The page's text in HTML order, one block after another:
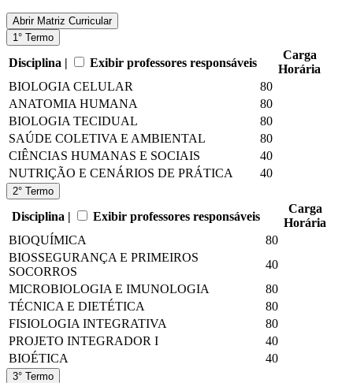
AbrirMatriz Curricular
1° Termo
Disciplina | Exibir professores responsáveis
Carga
Horária
BIOLOGIA CELULAR
80
ANATOMIA HUMANA
80
BIOLOGIA TECIDUAL
80
SAÚDE COLETIVA E AMBIENTAL
80
CIÊNCIAS HUMANAS E SOCIAIS
40
NUTRIÇÃO E CENÁRIOS DE PRÁTICA
40
2° Termo
Disciplina | Exibir professores responsáveis
Carga
Horária
BIOQUÍMICA
80
BIOSSEGURANÇA E PRIMEIROS
SOCORROS
40
MICROBIOLOGIA E IMUNOLOGIA
80
TÉCNICA E DIETÉTICA
80
FISIOLOGIA INTEGRATIVA
80
PROJETO INTEGRADOR I
40
BIOÉTICA
40
3° Termo